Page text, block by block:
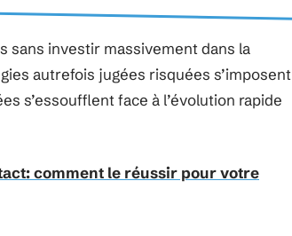
sans investir massivement dans la
autrefois jugées risquées s’imposent
s’essoufflent face à l’évolution rapide
comment le réussir pour votre